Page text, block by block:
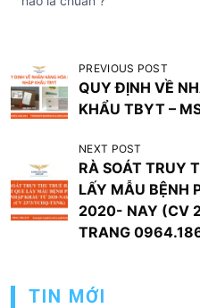
Đ
i
ề
h
ư
g
PREVIOUS POST
QUY ĐỊNH VỀ
KHẨU TBYT –
NEXT POST
RÀ SOÁT TRUY
LẤY MẪU BỆNH
2020- NAY (CV
TRANG
TIN MỚI